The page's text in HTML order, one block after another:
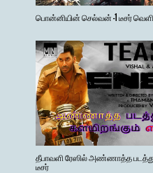
பொன்னியின் செல்வன் -1 டீசர்
தீபாவளி ரேஸில் அண்ணாத்த
டீசர்